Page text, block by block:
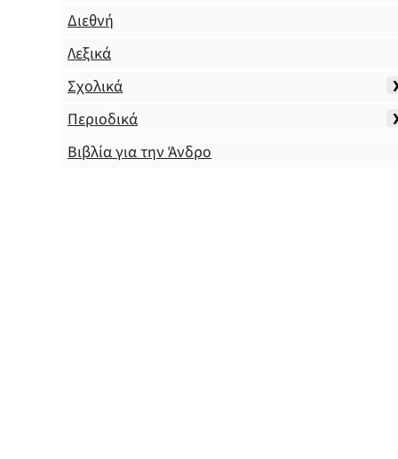
Διεθνή
Λεξικά
Σχολικά
Περιοδικά
Βιβλία για την Άνδρο